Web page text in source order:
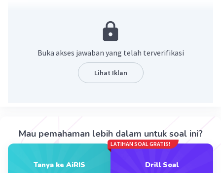
kesesuaian harga buku dengan kebutuhan
Berikut ini penjelasannya.
Sistematika resensi buku terdiri dari:
meliputi judul buku, nama penulis,
penerbit, tahun terbit, dan jumlah
Sinopsis/isi buku.
Buka akses jawaban yang telah terverifikasi
Lihat Iklan
Mau pemahaman lebih dalam untuk soal ini?
Tanya ke AiRIS
LATIHAN SOAL GRATIS!
Drill Soal